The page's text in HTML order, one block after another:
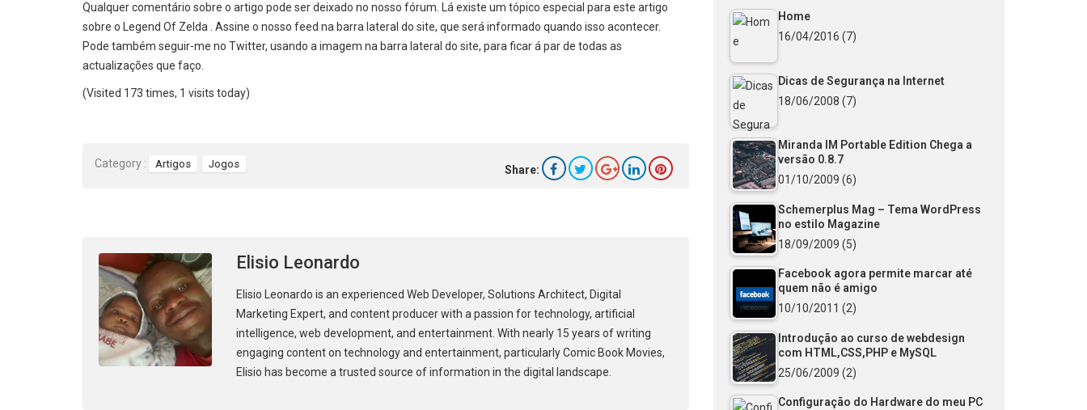
Qualquer comentário sobre o artigo pode ser deixado no nosso fórum. Lá existe um tópico especial para este artigo
sobre o Legend Of Zelda . Assine o nosso feed na barra lateral do site, que será informado quando isso acontecer.
Pode também seguir-me no Twitter, usando a imagem na barra lateral do site, para ficar á par de todas as
actualizações que faço.
(Visited 173 times, 1 visits today)
Category : Artigos Jogos Share:
Elisio Leonardo
Elisio Leonardo is an experienced Web Developer, Solutions Architect, Digital
Marketing Expert, and content producer with a passion for technology, artificial
intelligence, web development, and entertainment. With nearly 15 years of writing
engaging content on technology and entertainment, particularly Comic Book Movies,
Elisio has become a trusted source of information in the digital landscape.
Home
16/04/2016 (7)
Dicas de Segurança na Internet
18/06/2008 (7)
Miranda IM Portable Edition Chega a
versão 0.8.7
01/10/2009 (6)
Schemerplus Mag – Tema WordPress
no estilo Magazine
18/09/2009 (5)
Facebook agora permite marcar até
quem não é amigo
10/10/2011 (2)
Introdução ao curso de webdesign
com HTML,CSS,PHP e MySQL
25/06/2009 (2)
Configuração do Hardware do meu PC